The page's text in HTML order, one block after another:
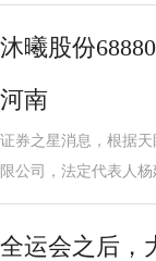
沐曦股份
河南
证券之星消息，根据
限公司，法定代表人
全运会之后，